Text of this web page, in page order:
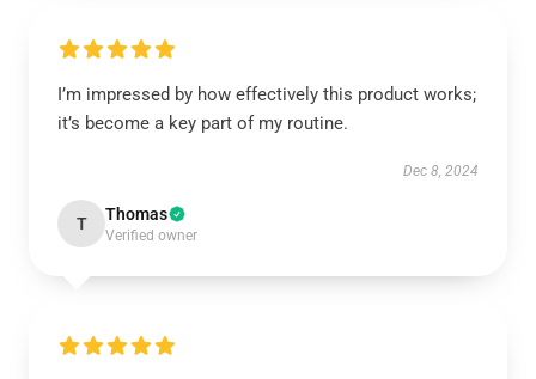
I’m impressed by how effectively this product works;
it’s become a key part of my routine.
Dec 8, 2024
T Thomas
Verified owner